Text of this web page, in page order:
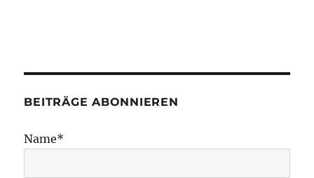
BEITRÄGE ABONNIEREN
Name*